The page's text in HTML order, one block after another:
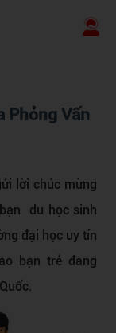
Phỏng Vấn
lời chúc mừng
du học sinh
đại học uy tín
bạn trẻ đang